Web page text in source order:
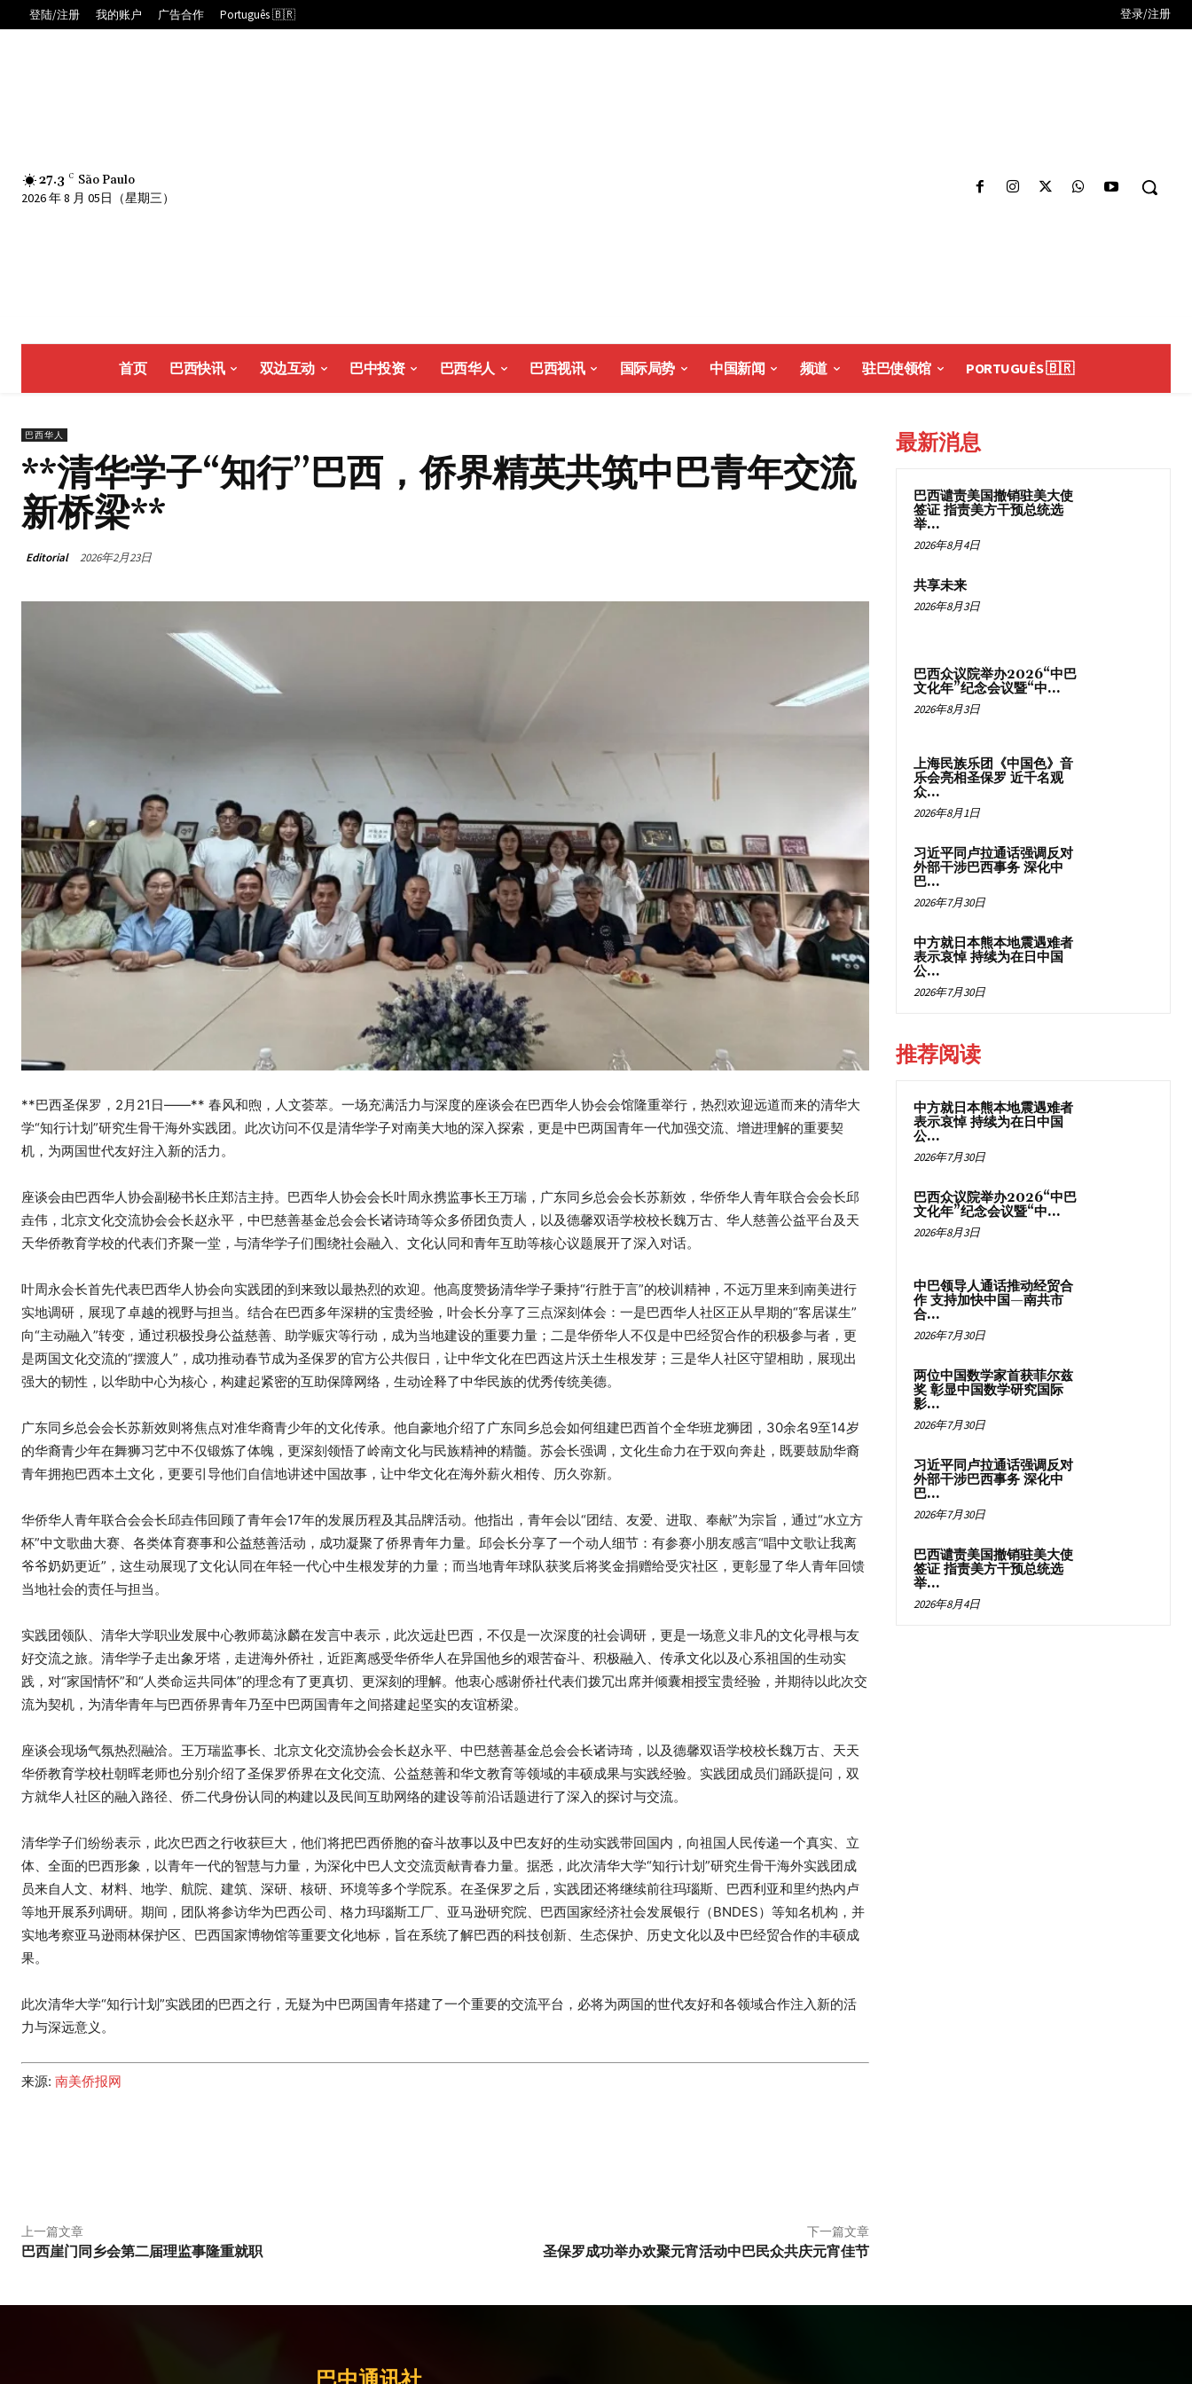
登陆/注册 我的账户 广告合作 Português 🇧🇷 登录/注册
27.3 C São Paulo
2026 年 8 月 05日（星期三）
首页 巴西快讯 双边互动 巴中投资 巴西华人 巴西视讯 国际局势 中国新闻 频道 驻巴使领馆 PORTUGUÊS 🇧🇷
巴西华人
**清华学子“知行”巴西，侨界精英共筑中巴青年交流
新桥梁**
Editorial 2026年2月23日
**巴西圣保罗，2月21日——** 春风和煦，人文荟萃。一场充满活力与深度的座谈会在巴西华人协会会馆隆重举行，热烈欢迎远道而来的清华大
学“知行计划”研究生骨干海外实践团。此次访问不仅是清华学子对南美大地的深入探索，更是中巴两国青年一代加强交流、增进理解的重要契
机，为两国世代友好注入新的活力。
座谈会由巴西华人协会副秘书长庄郑洁主持。巴西华人协会会长叶周永携监事长王万瑞，广东同乡总会会长苏新效，华侨华人青年联合会会长邱
垚伟，北京文化交流协会会长赵永平，中巴慈善基金总会会长诸诗琦等众多侨团负责人，以及德馨双语学校校长魏万古、华人慈善公益平台及天
天华侨教育学校的代表们齐聚一堂，与清华学子们围绕社会融入、文化认同和青年互助等核心议题展开了深入对话。
叶周永会长首先代表巴西华人协会向实践团的到来致以最热烈的欢迎。他高度赞扬清华学子秉持“行胜于言”的校训精神，不远万里来到南美进行
实地调研，展现了卓越的视野与担当。结合在巴西多年深耕的宝贵经验，叶会长分享了三点深刻体会：一是巴西华人社区正从早期的“客居谋生”
向“主动融入”转变，通过积极投身公益慈善、助学赈灾等行动，成为当地建设的重要力量；二是华侨华人不仅是中巴经贸合作的积极参与者，更
是两国文化交流的“摆渡人”，成功推动春节成为圣保罗的官方公共假日，让中华文化在巴西这片沃土生根发芽；三是华人社区守望相助，展现出
强大的韧性，以华助中心为核心，构建起紧密的互助保障网络，生动诠释了中华民族的优秀传统美德。
广东同乡总会会长苏新效则将焦点对准华裔青少年的文化传承。他自豪地介绍了广东同乡总会如何组建巴西首个全华班龙狮团，30余名9至14岁
的华裔青少年在舞狮习艺中不仅锻炼了体魄，更深刻领悟了岭南文化与民族精神的精髓。苏会长强调，文化生命力在于双向奔赴，既要鼓励华裔
青年拥抱巴西本土文化，更要引导他们自信地讲述中国故事，让中华文化在海外薪火相传、历久弥新。
华侨华人青年联合会会长邱垚伟回顾了青年会17年的发展历程及其品牌活动。他指出，青年会以“团结、友爱、进取、奉献”为宗旨，通过“水立方
杯”中文歌曲大赛、各类体育赛事和公益慈善活动，成功凝聚了侨界青年力量。邱会长分享了一个动人细节：有参赛小朋友感言“唱中文歌让我离
爷爷奶奶更近”，这生动展现了文化认同在年轻一代心中生根发芽的力量；而当地青年球队获奖后将奖金捐赠给受灾社区，更彰显了华人青年回馈
当地社会的责任与担当。
实践团领队、清华大学职业发展中心教师葛泳麟在发言中表示，此次远赴巴西，不仅是一次深度的社会调研，更是一场意义非凡的文化寻根与友
好交流之旅。清华学子走出象牙塔，走进海外侨社，近距离感受华侨华人在异国他乡的艰苦奋斗、积极融入、传承文化以及心系祖国的生动实
践，对“家国情怀”和“人类命运共同体”的理念有了更真切、更深刻的理解。他衷心感谢侨社代表们拨冗出席并倾囊相授宝贵经验，并期待以此次交
流为契机，为清华青年与巴西侨界青年乃至中巴两国青年之间搭建起坚实的友谊桥梁。
座谈会现场气氛热烈融洽。王万瑞监事长、北京文化交流协会会长赵永平、中巴慈善基金总会会长诸诗琦，以及德馨双语学校校长魏万古、天天
华侨教育学校杜朝晖老师也分别介绍了圣保罗侨界在文化交流、公益慈善和华文教育等领域的丰硕成果与实践经验。实践团成员们踊跃提问，双
方就华人社区的融入路径、侨二代身份认同的构建以及民间互助网络的建设等前沿话题进行了深入的探讨与交流。
清华学子们纷纷表示，此次巴西之行收获巨大，他们将把巴西侨胞的奋斗故事以及中巴友好的生动实践带回国内，向祖国人民传递一个真实、立
体、全面的巴西形象，以青年一代的智慧与力量，为深化中巴人文交流贡献青春力量。据悉，此次清华大学“知行计划”研究生骨干海外实践团成
员来自人文、材料、地学、航院、建筑、深研、核研、环境等多个学院系。在圣保罗之后，实践团还将继续前往玛瑙斯、巴西利亚和里约热内卢
等地开展系列调研。期间，团队将参访华为巴西公司、格力玛瑙斯工厂、亚马逊研究院、巴西国家经济社会发展银行（BNDES）等知名机构，并
实地考察亚马逊雨林保护区、巴西国家博物馆等重要文化地标，旨在系统了解巴西的科技创新、生态保护、历史文化以及中巴经贸合作的丰硕成
果。
此次清华大学“知行计划”实践团的巴西之行，无疑为中巴两国青年搭建了一个重要的交流平台，必将为两国的世代友好和各领域合作注入新的活
力与深远意义。
来源: 南美侨报网
上一篇文章
巴西崖门同乡会第二届理监事隆重就职
下一篇文章
圣保罗成功举办欢聚元宵活动中巴民众共庆元宵佳节
最新消息
巴西谴责美国撤销驻美大使
签证 指责美方干预总统选
举...
2026年8月4日
共享未来
2026年8月3日
巴西众议院举办2026“中巴
文化年”纪念会议暨“中...
2026年8月3日
上海民族乐团《中国色》音
乐会亮相圣保罗 近千名观
众...
2026年8月1日
习近平同卢拉通话强调反对
外部干涉巴西事务 深化中
巴...
2026年7月30日
中方就日本熊本地震遇难者
表示哀悼 持续为在日中国
公...
2026年7月30日
推荐阅读
中方就日本熊本地震遇难者
表示哀悼 持续为在日中国
公...
2026年7月30日
巴西众议院举办2026“中巴
文化年”纪念会议暨“中...
2026年8月3日
中巴领导人通话推动经贸合
作 支持加快中国—南共市
合...
2026年7月30日
两位中国数学家首获菲尔兹
奖 彰显中国数学研究国际
影...
2026年7月30日
习近平同卢拉通话强调反对
外部干涉巴西事务 深化中
巴...
2026年7月30日
巴西谴责美国撤销驻美大使
签证 指责美方干预总统选
举...
2026年8月4日